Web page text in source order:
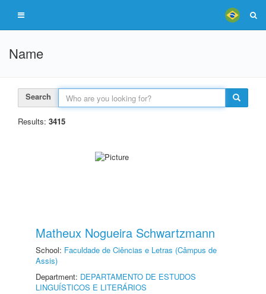
Name
Search
Results: 3415
Matheux Nogueira Schwartzmann
School: Faculdade de Ciências e Letras (Câmpus de
Assis)
Department: DEPARTAMENTO DE ESTUDOS
LINGUÍSTICOS E LITERÁRIOS